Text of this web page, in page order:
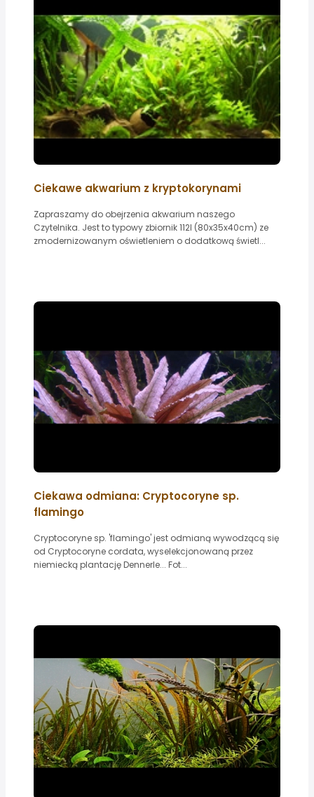
Ciekawe akwarium z kryptokorynami
Zapraszamy do obejrzenia akwarium naszego
Czytelnika. Jest to typowy zbiornik 112l (80x35x40cm) ze
zmodernizowanym oświetleniem o dodatkową świetl...
Ciekawa odmiana: Cryptocoryne sp.
flamingo
Cryptocoryne sp. 'flamingo' jest odmianą wywodzącą się
od Cryptocoryne cordata, wyselekcjonowaną przez
niemiecką plantację Dennerle... Fot...